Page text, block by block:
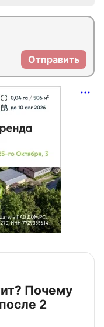
Отправить
Почему
2